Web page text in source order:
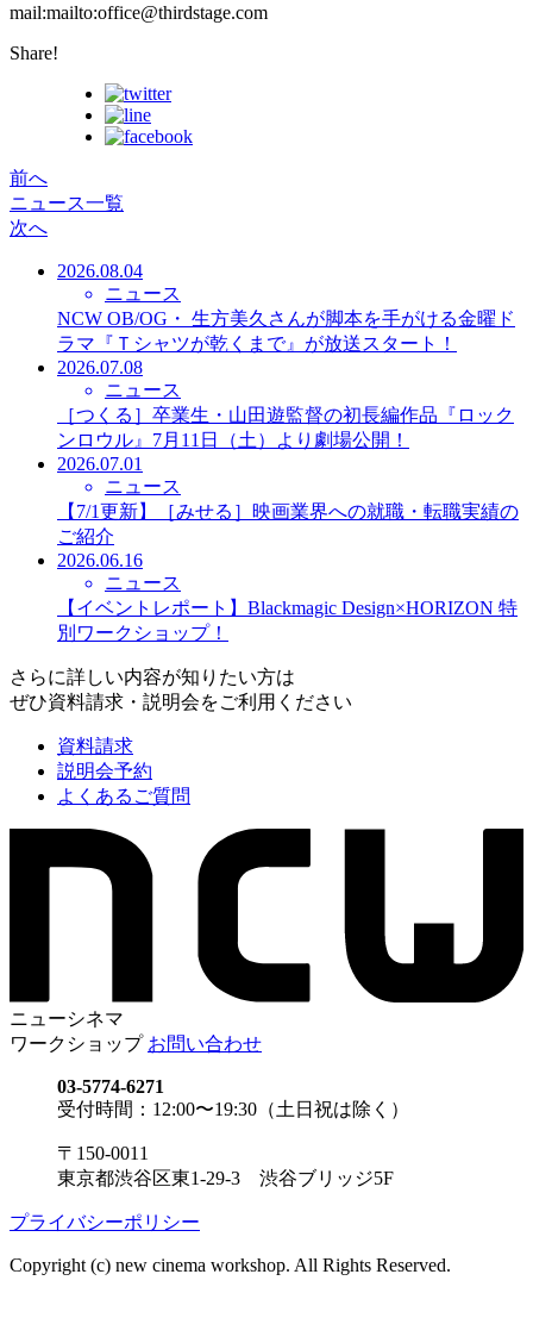
mail:mailto:office@thirdstage.com
Share!
前へ
ニュース一覧
次へ
2026.08.04
ニュース
NCW OB/OG・ 生方美久さんが脚本を手がける金曜ド
ラマ『Ｔシャツが乾くまで』が放送スタート！
2026.07.08
ニュース
［つくる］卒業生・山田遊監督の初長編作品『ロック
ンロウル』7月11日（土）より劇場公開！
2026.07.01
ニュース
【7/1更新】［みせる］映画業界への就職・転職実績の
ご紹介
2026.06.16
ニュース
【イベントレポート】Blackmagic Design×HORIZON 特
別ワークショップ！
さらに詳しい内容が知りたい方は
ぜひ資料請求・説明会をご利用ください
資料請求
説明会予約
よくあるご質問
ニューシネマ
ワークショップ お問い合わせ
03-5774-6271
受付時間：12:00〜19:30（土日祝は除く）
〒150-0011
東京都渋谷区東1-29-3 渋谷ブリッジ5F
プライバシーポリシー
Copyright (c) new cinema workshop. All Rights Reserved.